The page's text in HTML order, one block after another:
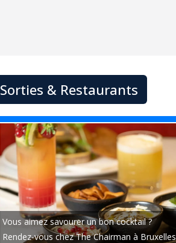
Sorties & Restaurants
Vous aimez savourer un bon cocktail ?
Rendez-vous chez The Chairman à Bruxelles